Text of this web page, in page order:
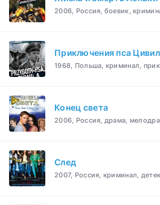
2006, Россия, боевик,
Приключения пса
1968, Польша, криминал,
Конец света
2006, Россия, драма,
След
2007, Россия, криминал,